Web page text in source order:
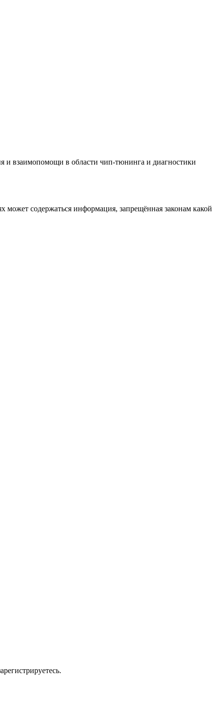
и взаимопомощи в области чип-тюнинга и диагностики
содержаться информация, запрещённая законам какой